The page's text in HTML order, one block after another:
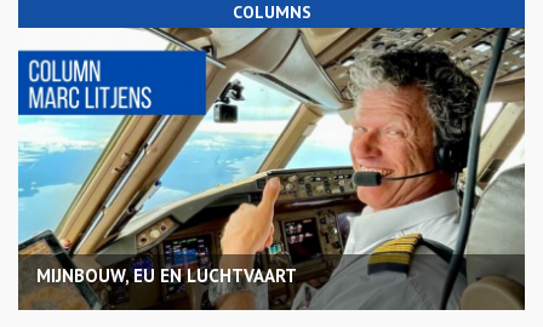
COLUMNS
MIJNBOUW, EU EN LUCHTVAART